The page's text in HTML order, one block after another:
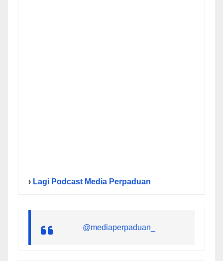
› Lagi Podcast Media Perpaduan
@mediaperpaduan_